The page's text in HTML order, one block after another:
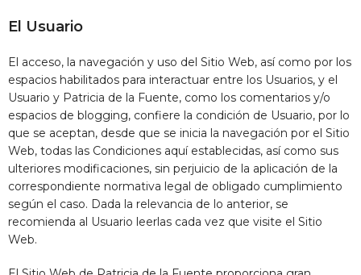
El Usuario
El acceso, la navegación y uso del Sitio Web, así como por los
espacios habilitados para interactuar entre los Usuarios, y el
Usuario y Patricia de la Fuente, como los comentarios y/o
espacios de blogging, confiere la condición de Usuario, por lo
que se aceptan, desde que se inicia la navegación por el Sitio
Web, todas las Condiciones aquí establecidas, así como sus
ulteriores modificaciones, sin perjuicio de la aplicación de la
correspondiente normativa legal de obligado cumplimiento
según el caso. Dada la relevancia de lo anterior, se
recomienda al Usuario leerlas cada vez que visite el Sitio
Web.